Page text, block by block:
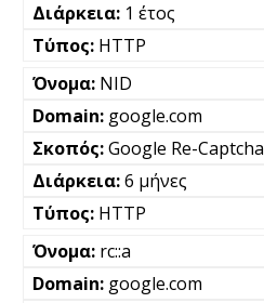
1 έτος
HTTP
NID
google.com
Google Re-Captcha
6 μήνες
HTTP
rc::a
google.com